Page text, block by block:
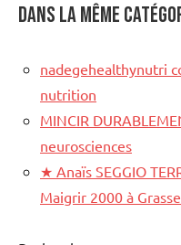
Dans la même
nadegehealthynutri
nutrition
MINCIR
neurosciences
★ Anaïs SEGGIO
Maigrir 2000 à